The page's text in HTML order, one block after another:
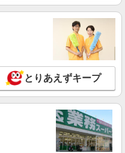
吉三丁目27番7号
詳細を見る
）
の調理師・調理スタッフ
1,500円 ※給与幅は経験・能
あり／全額（片道2km以上）
施設 NAC湯村 内厨房（介護
梨県甲府市湯村3丁目15－13
とりあえずキープ